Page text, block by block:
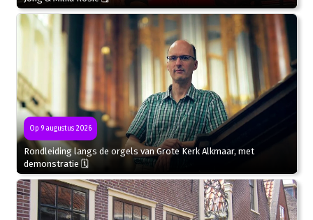
Op 9 augustus 2026
Rondleiding langs de orgels van Grote Kerk Alkmaar, met
demonstratie 🗓